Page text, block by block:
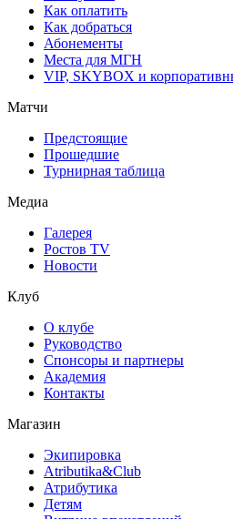
Как оплатить
Как добраться
Абонементы
Места для МГН
VIP, SKYBOX и
Матчи
Предстоящие
Прошедшие
Турнирная таблица
Медиа
Галерея
Ростов TV
Новости
Клуб
О клубе
Руководство
Спонсоры и партнеры
Академия
Контакты
Магазин
Экипировка
Atributika&Club
Атрибутика
Детям